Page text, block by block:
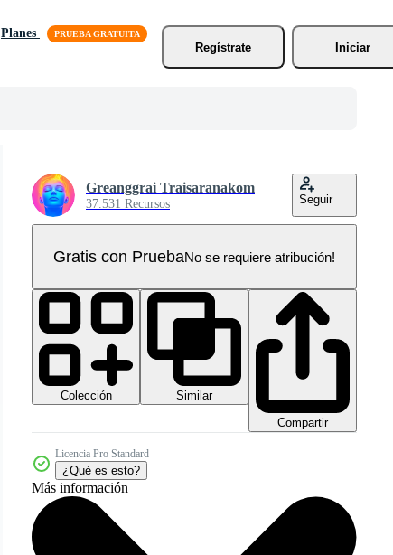
Planes
Regístrate
Iniciar
Greanggrai Traisaranakom
37.531 Recursos Seguir
Gratis con PruebaNo se requiere atribución!
Colección
Similar
Compartir
Licencia Pro Standard
¿Qué es esto?
Más información